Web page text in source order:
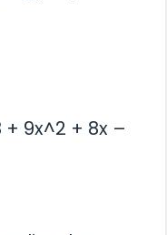
9x^2 + 8x –